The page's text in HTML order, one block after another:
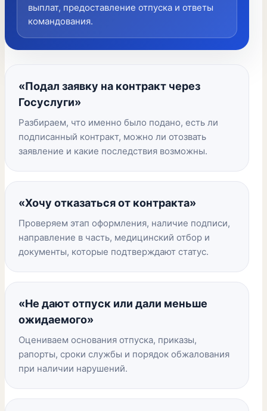
выплат, предоставление отпуска и ответы
командования.
«Подал заявку на контракт через
Госуслуги»
Разбираем, что именно было подано, есть ли
подписанный контракт, можно ли отозвать
заявление и какие последствия возможны.
«Хочу отказаться от контракта»
Проверяем этап оформления, наличие подписи,
направление в часть, медицинский отбор и
документы, которые подтверждают статус.
«Не дают отпуск или дали меньше
ожидаемого»
Оцениваем основания отпуска, приказы,
рапорты, сроки службы и порядок обжалования
при наличии нарушений.